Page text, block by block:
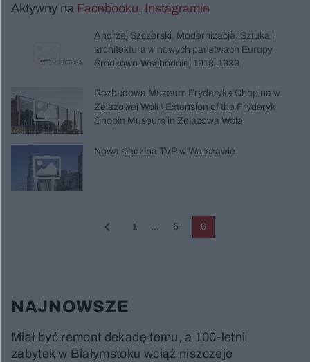
Aktywny na Facebooku, Instagramie
Andrzej Szczerski, Modernizacje. Sztuka i
architektura w nowych państwach Europy
Środkowo-Wschodniej 1918-1939
Rozbudowa Muzeum Fryderyka Chopina w
Żelazowej Woli \ Extension of the Fryderyk
Chopin Museum in Żelazowa Wola
Nowa siedziba TVP w Warszawie
1 ... 5 6
NAJNOWSZE
Miał być remont dekadę temu, a 100-letni
zabytek w Białymstoku wciąż niszczeje